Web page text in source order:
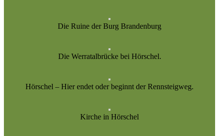
Die Ruine der Burg Brandenburg
Die Werratalbrücke bei Hörschel.
Hörschel – Hier endet oder beginnt der Rennsteigweg.
Kirche in Hörschel